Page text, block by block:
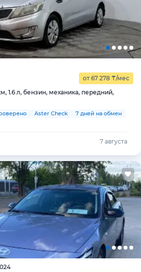
от 67 278 ₸/мес
1.6 л, бензин, механика, передний,
Aster Check 7 дней на обмен
7 августа